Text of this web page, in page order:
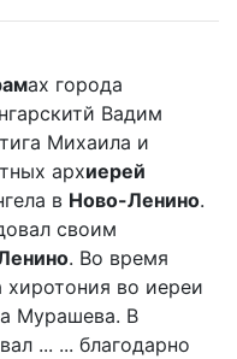
ах города
Вадим
Михаила и
архиерей
в Ново-Ленино.
своим
. Во время
во иереи
Мурашева. В
... ... благодарно